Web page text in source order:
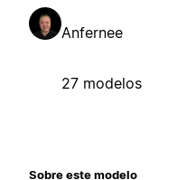
Anfernee
27 modelos
Sobre este modelo